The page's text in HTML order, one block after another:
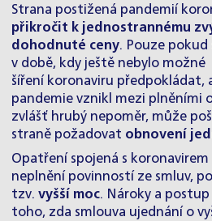
Strana postižená pandemií
přikročit k jednostrannému
dohodnuté ceny. Pouze
v době, kdy ještě nebylo
šíření koronaviru předpokládat,
pandemie vznikl mezi plněními
zvlášť hrubý nepoměr, může
straně požadovat obnovení
Opatření spojená s
neplnění povinností ze smluv,
tzv. vyšší moc. Nároky a
toho, zda smlouva ujednání o